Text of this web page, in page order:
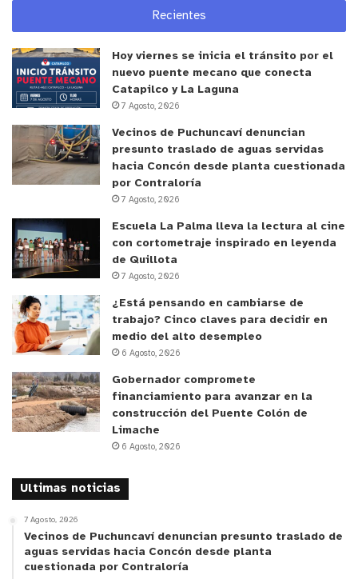
presenciales a cursos virtuales, para resguardar la
busca poder llegar a la mayor cantidad de jóvenes
cuyo único requisito es ser usuario de INDAP.
y tú, ¿qué opinas?
Recientes
Hoy viernes se inicia el tránsito por el
nuevo puente mecano que conecta
Catapilco y La Laguna
7 Agosto, 2026
Vecinos de Puchuncaví denuncian
presunto traslado de aguas servidas
hacia Concón desde planta cuestionada
por Contraloría
7 Agosto, 2026
Escuela La Palma lleva la lectura al cine
con cortometraje inspirado en leyenda
de Quillota
7 Agosto, 2026
¿Está pensando en cambiarse de
trabajo? Cinco claves para decidir en
medio del alto desempleo
6 Agosto, 2026
Gobernador compromete
financiamiento para avanzar en la
construcción del Puente Colón de
Limache
6 Agosto, 2026
Ultimas noticias
7 Agosto, 2026
Vecinos de Puchuncaví denuncian presunto traslado de
aguas servidas hacia Concón desde planta
cuestionada por Contraloría